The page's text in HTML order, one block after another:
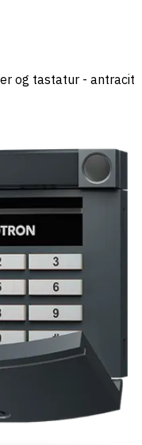
og tastatur - antracit